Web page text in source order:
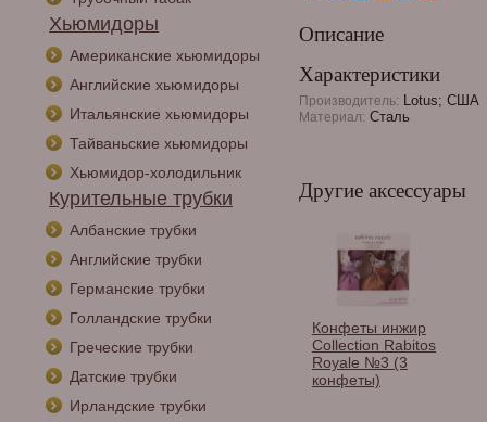
Хьюмидоры
Американские хьюмидоры
Английские хьюмидоры
Итальянские хьюмидоры
Тайваньские хьюмидоры
Хьюмидор-холодильник
Курительные трубки
Албанские трубки
Английские трубки
Германские трубки
Голландские трубки
Греческие трубки
Датские трубки
Ирландские трубки
Описание
Характеристики
Производитель: Lotus; США
Материал: Сталь
Другие аксессуары
Конфеты инжир
Collection Rabitos
Royale №3 (3
конфеты)